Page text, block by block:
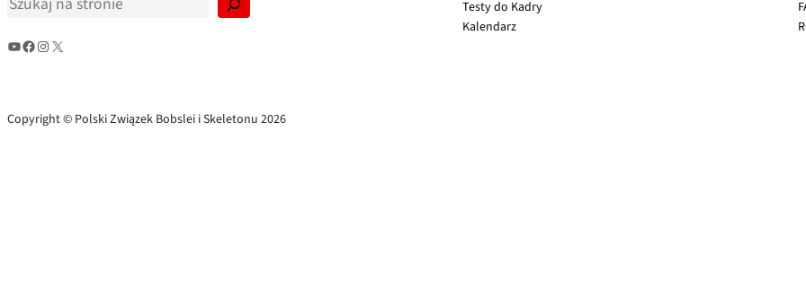
jYouTube Facebook Instagram X
Testy do Kadry
Kalendarz
Copyright © Polski Związek Bobslei i Skeletonu 2026